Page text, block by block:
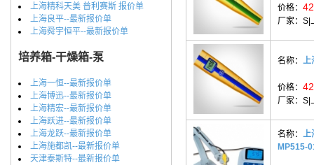
上海精科天美 普利赛斯 报价单
上海良平--最新报价单
上海舜宇恒平--最新报价单
培养箱-干燥箱-泵
上海一恒--最新报价单
上海博迅--最新报价单
上海精宏--最新报价单
上海跃进--最新报价单
上海龙跃--最新报价单
上海施都凯--最新报价单
天津泰斯特--最新报价单
价格：
厂家： S|
名称： 上
价格：
厂家： S|
名称： 上
MP515-